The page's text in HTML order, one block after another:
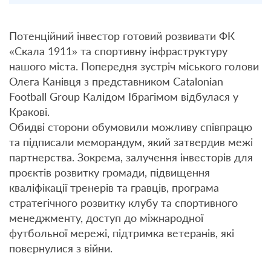
Потенційний інвестор готовий розвивати ФК
«Скала 1911» та спортивну інфраструктуру
нашого міста. Попередня зустріч міського голови
Олега Канівця з представником Catalonian
Football Group Калідом Ібрагімом відбулася у
Кракові.
Обидві сторони обумовили можливу співпрацю
та підписали меморандум, який затвердив межі
партнерства. Зокрема, залучення інвесторів для
проєктів розвитку громади, підвищення
кваліфікації тренерів та гравців, програма
стратегічного розвитку клубу та спортивного
менеджменту, доступ до міжнародної
футбольної мережі, підтримка ветеранів, які
повернулися з війни.